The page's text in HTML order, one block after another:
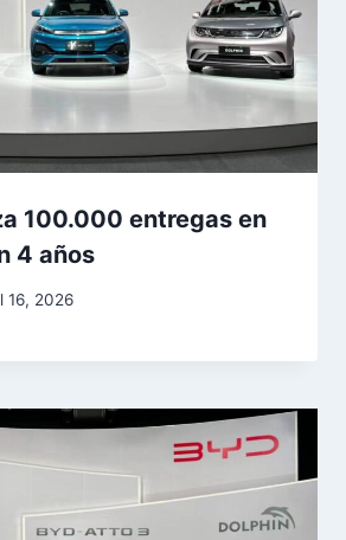
100.000 entregas en
4 años
16, 2026